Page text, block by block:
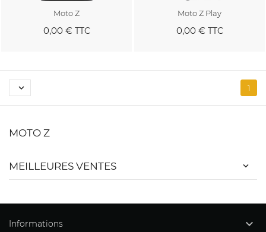
MOTO Z
MEILLEURES VENTES
Moto Z
0,00 €TTC
Moto Z Play
0,00 €TTC
 1
Informations 